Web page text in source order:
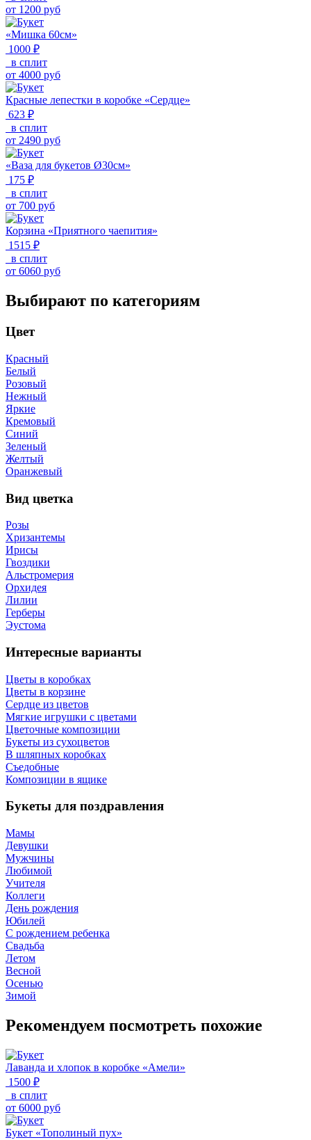
от 1200 руб
«Мишка 60см»
1000 ₽
в сплит
от 4000 руб
Красные лепестки в коробке «Сердце»
623 ₽
в сплит
от 2490 руб
«Ваза для букетов Ø30см»
175 ₽
в сплит
от 700 руб
Корзина «Приятного чаепития»
1515 ₽
в сплит
от 6060 руб
Выбирают по категориям
Цвет
Красный
Белый
Розовый
Нежный
Яркие
Кремовый
Синий
Зеленый
Желтый
Оранжевый
Вид цветка
Розы
Хризантемы
Ирисы
Гвоздики
Альстромерия
Орхидея
Лилии
Герберы
Эустома
Интересные варианты
Цветы в коробках
Цветы в корзине
Сердце из цветов
Мягкие игрушки с цветами
Цветочные композиции
Букеты из сухоцветов
В шляпных коробках
Съедобные
Композиции в ящике
Букеты для поздравления
Мамы
Девушки
Мужчины
Любимой
Учителя
Коллеги
День рождения
Юбилей
С рождением ребенка
Свадьба
Летом
Весной
Осенью
Зимой
Рекомендуем посмотреть похожие
Лаванда и хлопок в коробке «Амели»
1500 ₽
в сплит
от 6000 руб
Букет «Тополиный пух»